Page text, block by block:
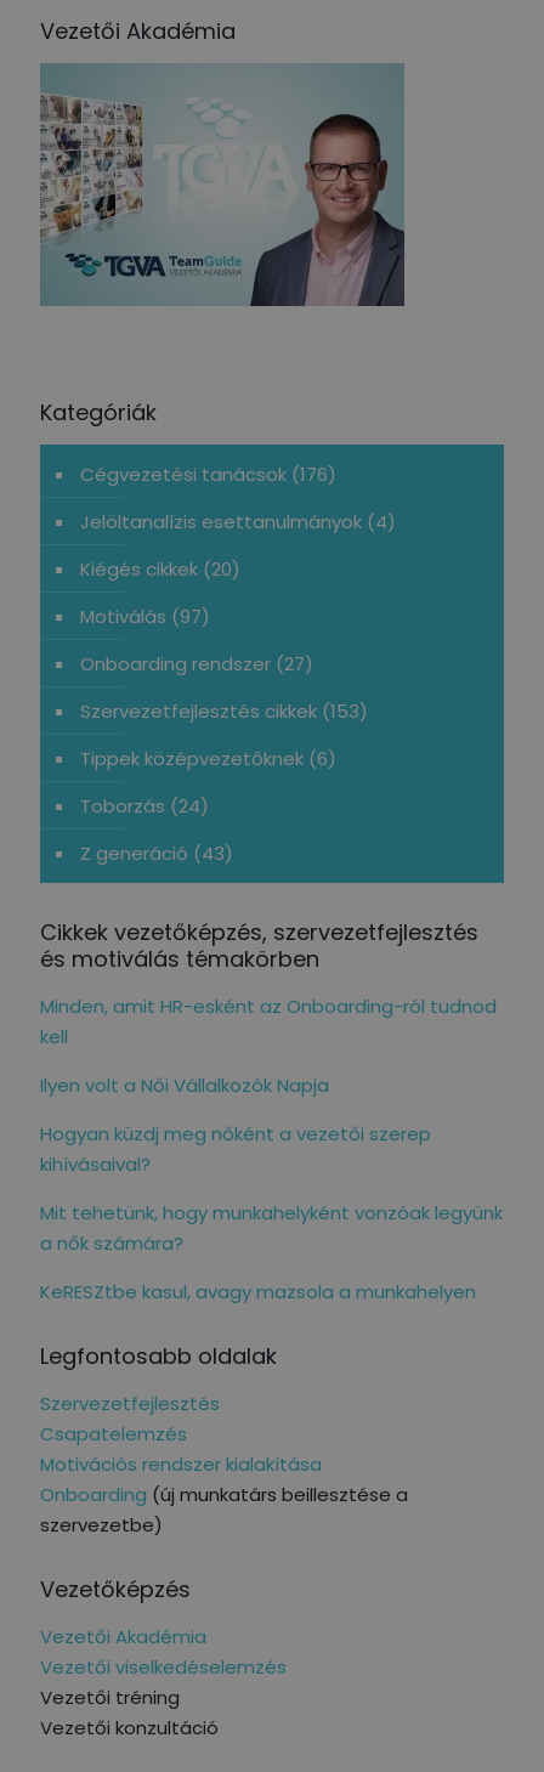
Vezetői Akadémia
Kategóriák
Cégvezetési tanácsok (176)
Jelöltanalízis esettanulmányok (4)
Kiégés cikkek (20)
Motiválás (97)
Onboarding rendszer (27)
Szervezetfejlesztés cikkek (153)
Tippek középvezetőknek (6)
Toborzás (24)
Z generáció (43)
Cikkek vezetőképzés, szervezetfejlesztés
és motiválás témakörben
Minden, amit HR-esként az Onboarding-ról tudnod
kell
Ilyen volt a Női Vállalkozók Napja
Hogyan küzdj meg nőként a vezetői szerep
kihívásaival?
Mit tehetünk, hogy munkahelyként vonzóak legyünk
a nők számára?
KeRESZtbe kasul, avagy mazsola a munkahelyen
Legfontosabb oldalak
Szervezetfejlesztés
Csapatelemzés
Motivációs rendszer kialakítása
Onboarding (új munkatárs beillesztése a
szervezetbe)
Vezetőképzés
Vezetői Akadémia
Vezetői viselkedéselemzés
Vezetői tréning
Vezetői konzultáció